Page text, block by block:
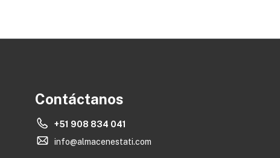
Contáctanos
+51 908 834 041
info@almacenestati.com